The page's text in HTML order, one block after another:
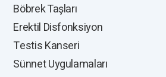
Böbrek Taşları
Erektil Disfonksiyon
Testis Kanseri
Sünnet Uygulamaları